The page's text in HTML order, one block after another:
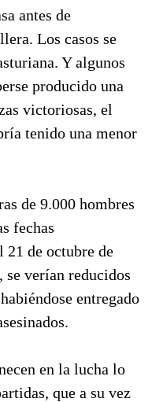
antes de
Los casos se
Y algunos
producido una
victoriosas, el
tenido una menor
de 9.000 hombres
fechas
21 de octubre de
se verían reducidos
entregado
en la lucha lo
que a su vez